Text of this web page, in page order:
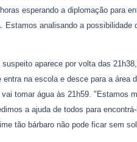
esperando a diplomação para
Estamos analisando a possibilidade
aparece por volta das
na escola e desce para a área
tomar água às 21h59. "Estamos
a ajuda de todos para
tão bárbaro não pode ficar sem